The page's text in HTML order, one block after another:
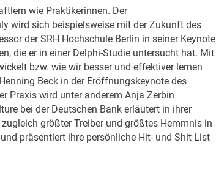
wie Praktikerinnen. Der
wird sich beispielsweise mit der Zukunft des
der SRH Hochschule Berlin in seiner Keynote
die er in einer Delphi-Studie untersucht hat. Mit
bzw. wie wir besser und effektiver lernen
Beck in der Eröffnungskeynote des
Praxis wird unter anderem Anja Zerbin
bei der Deutschen Bank erläutert in ihrer
größter Treiber und größtes Hemmnis in
präsentiert ihre persönliche Hit- und Shit List